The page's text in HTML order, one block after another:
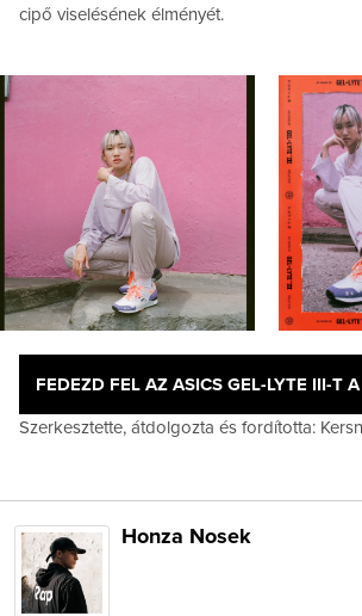
cipő viselésének élményét.
FEDEZD FEL AZ ASICS GEL-LYTE III-T
Szerkesztette, átdolgozta és fordította:
Honza Nosek